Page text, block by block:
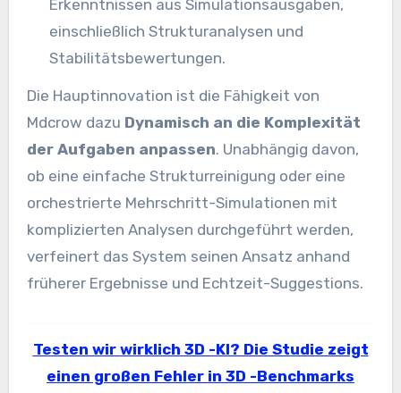
Erkenntnissen aus Simulationsausgaben,
einschließlich Strukturanalysen und
Stabilitätsbewertungen.
Die Hauptinnovation ist die Fähigkeit von
Mdcrow dazu Dynamisch an die Komplexität
der Aufgaben anpassen. Unabhängig davon,
ob eine einfache Strukturreinigung oder eine
orchestrierte Mehrschritt-Simulationen mit
komplizierten Analysen durchgeführt werden,
verfeinert das System seinen Ansatz anhand
früherer Ergebnisse und Echtzeit-Suggestions.
Testen wir wirklich 3D -KI? Die Studie zeigt
einen großen Fehler in 3D -Benchmarks